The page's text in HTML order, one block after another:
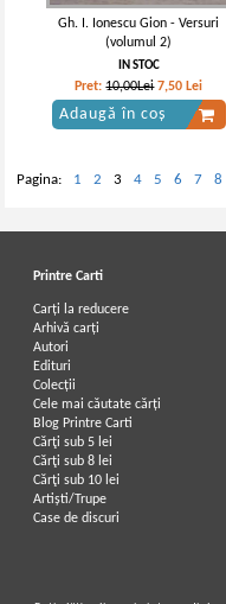
Gh. I. Ionescu Gion - Versuri
(volumul 2)
IN STOC
Pret:10,00Lei 7,50 Lei
Adaugă în coș
Pagina: 1 2 3 4 5 6 7 8
Printre Carti
Carți la reducere
Arhivă carți
Autori
Edituri
Colecții
Cele mai căutate cărți
Blog Printre Carti
Cărţi sub 5 lei
Cărţi sub 8 lei
Cărţi sub 10 lei
Artiști/Trupe
Case de discuri